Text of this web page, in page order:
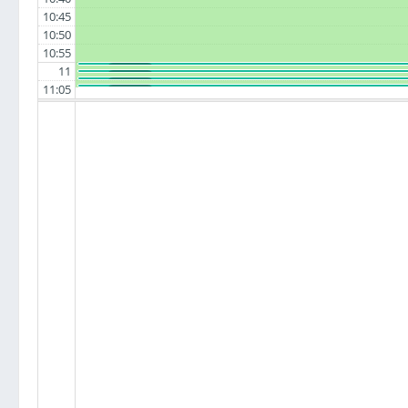
10:45
10:50
10:55
11
11:05
SUMO - #2 : R2 / Spartak
SUMO - #2 : Polarity-derp-S / R3
SUMO - #2 : R3 / R4
: R2 / R4